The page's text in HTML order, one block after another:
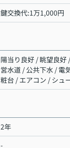
鍵交換代:1万1,000円
陽当り良好 / 眺望良好
営水道 / 公共下水 / 電
粧台 / エアコン / シュ
2年
-